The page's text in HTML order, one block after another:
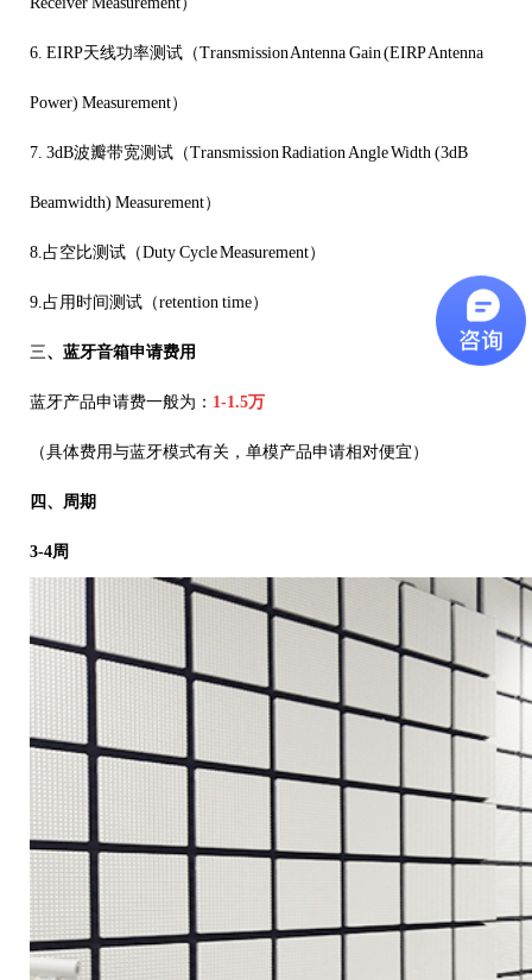
6. EIRP天线功率测试（Transmission Antenna Gain (EIRP Antenna
Power) Measurement）
7. 3dB波瓣带宽测试（Transmission Radiation Angle Width (3dB
Beamwidth) Measurement）
8.占空比测试（Duty Cycle Measurement）
9.占用时间测试（retention time）
三、蓝牙音箱申请费用
蓝牙产品申请费一般为： 1-1.5万
（具体费用与蓝牙模式有关，单模产品申请相对便宜）
四、周期
3-4周